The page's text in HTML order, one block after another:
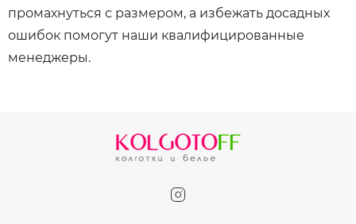
промахнуться с размером, а избежать досадных
ошибок помогут наши квалифицированные
менеджеры.